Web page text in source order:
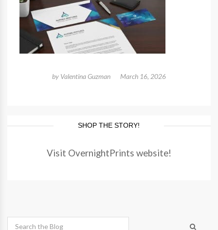
by Valentina Guzman March 16, 2026
SHOP THE STORY!
Visit OvernightPrints website!